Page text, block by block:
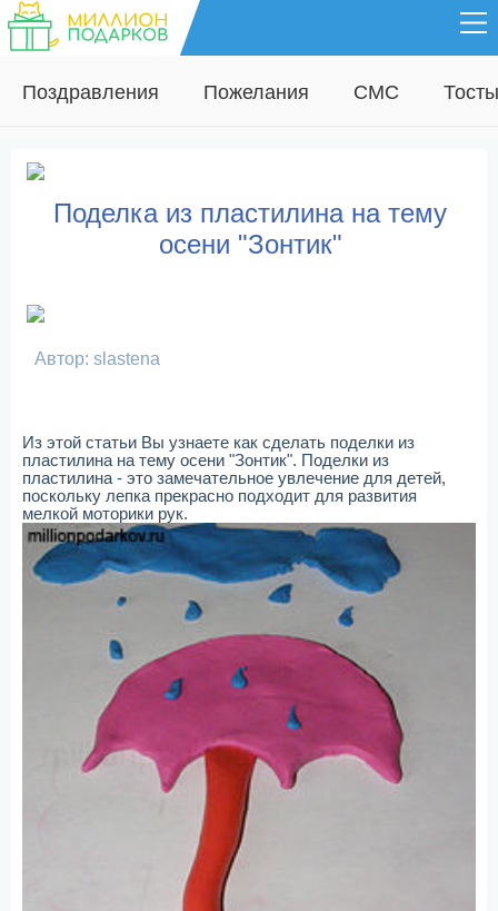
Поздравления Пожелания СМС Тосты
Поделка из пластилина на тему
осени "Зонтик"
Автор: slastena
Из этой статьи Вы узнаете как сделать поделки из
пластилина на тему осени "Зонтик". Поделки из
пластилина - это замечательное увлечение для детей,
поскольку лепка прекрасно подходит для развития
мелкой моторики рук.